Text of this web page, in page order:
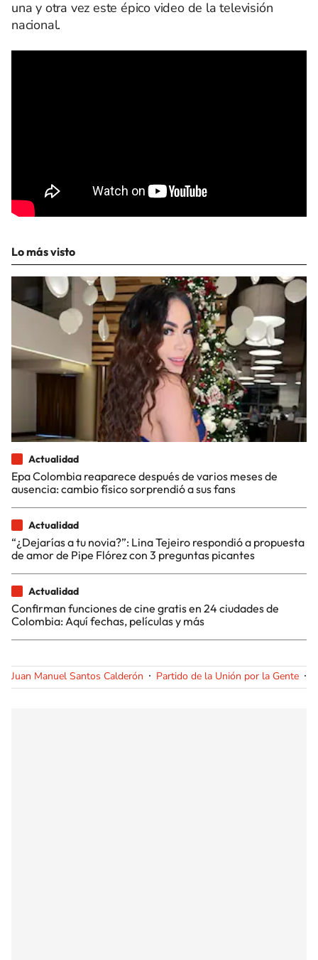
una y otra vez este épico video de la televisión
nacional.
Lo más visto
Actualidad
Epa Colombia reaparece después de varios meses de
ausencia: cambio físico sorprendió a sus fans
Actualidad
“¿Dejarías a tu novia?”: Lina Tejeiro respondió a propuesta
de amor de Pipe Flórez con 3 preguntas picantes
Actualidad
Confirman funciones de cine gratis en 24 ciudades de
Colombia: Aquí fechas, películas y más
Juan Manuel Santos Calderón Partido de la Unión por la Gente